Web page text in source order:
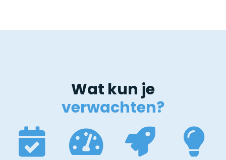
Wat kun je
verwachten?